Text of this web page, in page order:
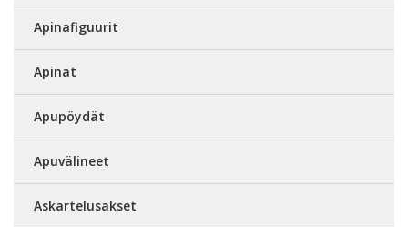
Apinafiguurit
Apinat
Apupöydät
Apuvälineet
Askartelusakset